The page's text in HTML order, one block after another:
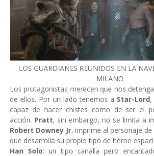
LOS GUARDIANES REUNIDOS EN LA
MILANO
Los protagonistas merecen que nos
de ellos. Por un lado tenemos a Star-Lord
capaz de hacer chistes como de ser el
acción. Pratt, sin embargo, no se limita a
Robert Downey Jr. imprime al personaje de
que desarrolla su propio tipo de héroe
Han Solo: un tipo canalla pero